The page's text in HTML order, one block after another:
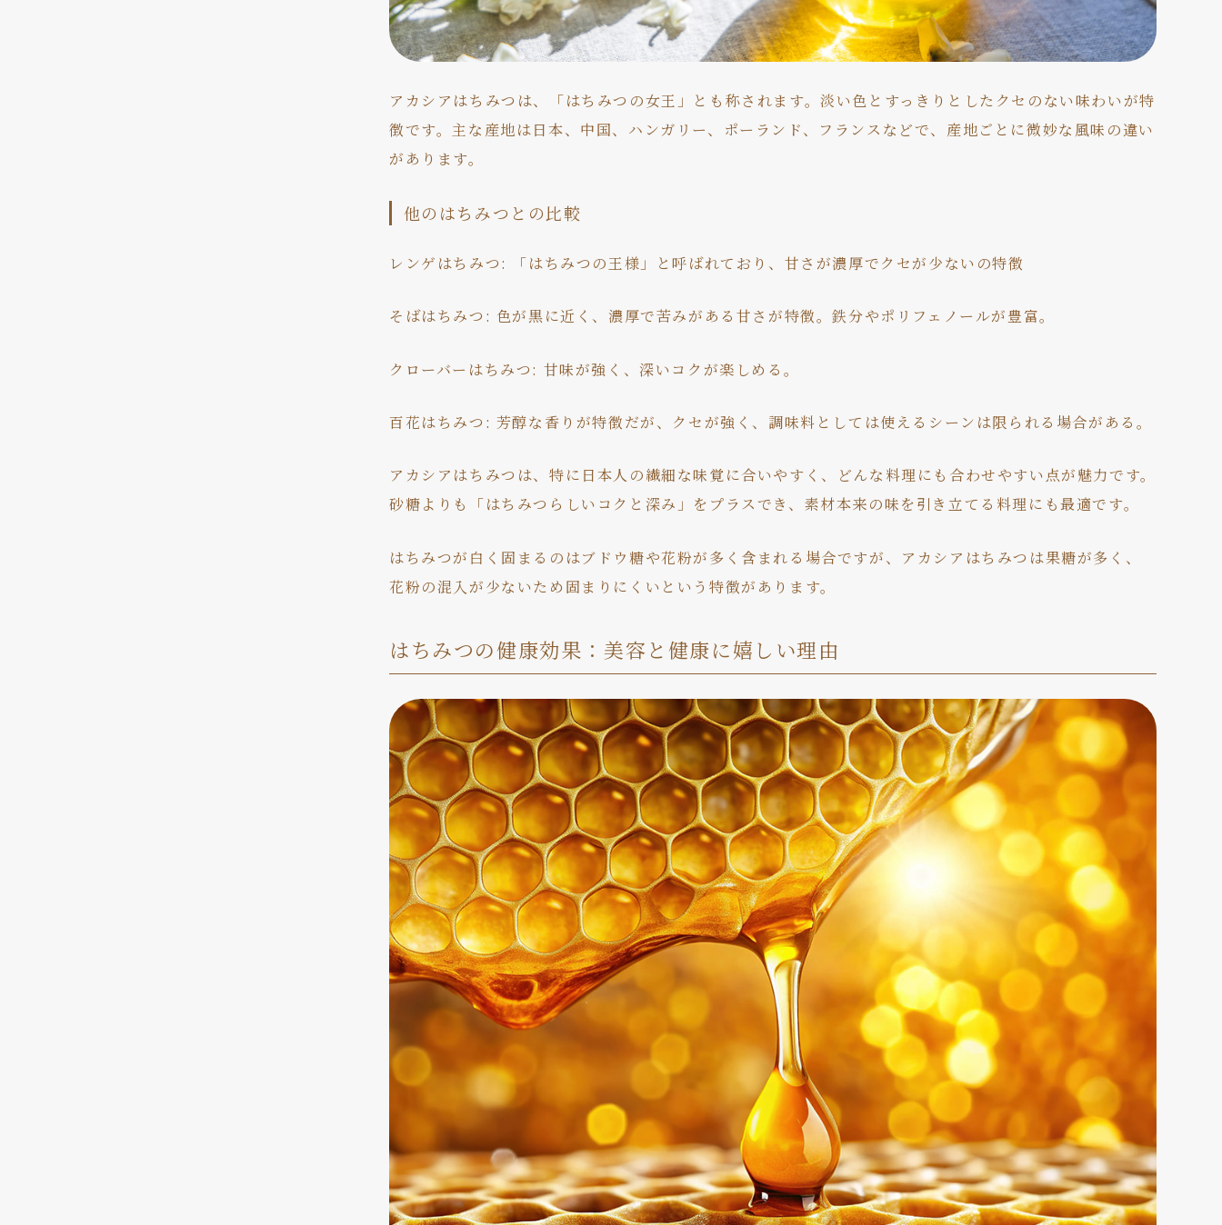
アカシアはちみつは、「はちみつの女王」とも称されます。淡い色とすっきりとしたクセのない味わいが特
徴です。主な産地は日本、中国、ハンガリー、ポーランド、フランスなどで、産地ごとに微妙な風味の違い
があります。
他のはちみつとの比較
レンゲはちみつ: 「はちみつの王様」と呼ばれており、甘さが濃厚でクセが少ないの特徴
そばはちみつ: 色が黒に近く、濃厚で苦みがある甘さが特徴。鉄分やポリフェノールが豊富。
クローバーはちみつ: 甘味が強く、深いコクが楽しめる。
百花はちみつ: 芳醇な香りが特徴だが、クセが強く、調味料としては使えるシーンは限られる場合がある。
アカシアはちみつは、特に日本人の繊細な味覚に合いやすく、どんな料理にも合わせやすい点が魅力です。
砂糖よりも「はちみつらしいコクと深み」をプラスでき、素材本来の味を引き立てる料理にも最適です。
はちみつが白く固まるのはブドウ糖や花粉が多く含まれる場合ですが、アカシアはちみつは果糖が多く、
花粉の混入が少ないため固まりにくいという特徴があります。
はちみつの健康効果：美容と健康に嬉しい理由